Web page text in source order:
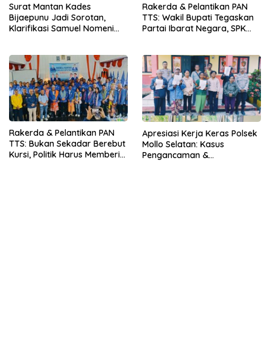
Surat Mantan Kades
Bijaepunu Jadi Sorotan,
Klarifikasi Samuel Nomeni
Rakerda & Pelantikan PAN
TTS: Wakil Bupati Tegaskan
Partai Ibarat Negara, SPK
Uang
Rakerda & Pelantikan PAN
TTS: Bukan Sekadar Berebut
Kursi, Politik Harus Memberi
Apresiasi Kerja Keras Polsek
Mollo Selatan: Kasus
Pengancaman &